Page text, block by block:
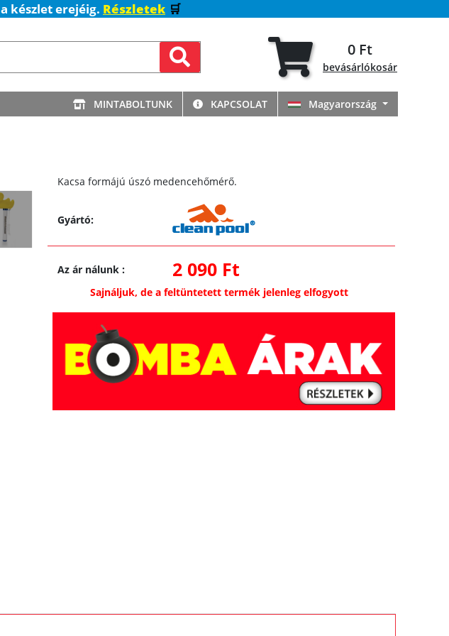
a készlet erejéig. Részletek 🛒
0 Ft
bevásárlókosár
MINTABOLTUNK KAPCSOLAT Magyarország
Kacsa formájú úszó medencehőmérő.
Gyártó:
Az ár nálunk: 2 090 Ft
Sajnáljuk, de a feltüntetett termék jelenleg elfogyott